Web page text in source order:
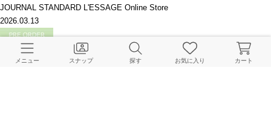
JOURNAL STANDARD L'ESSAGE Online Store
2026.03.13
メニュー スナップ 探す お気に入り カート